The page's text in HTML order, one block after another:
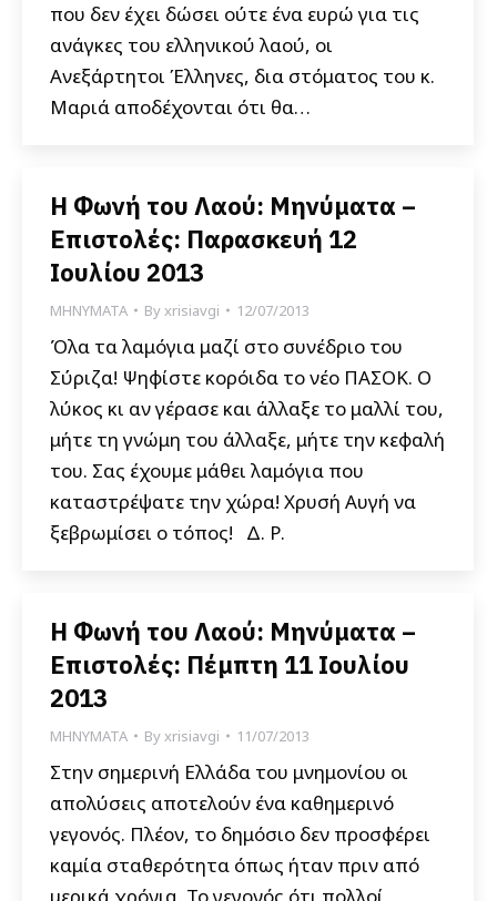
που δεν έχει δώσει ούτε ένα ευρώ για τις
ανάγκες του ελληνικού λαού, οι
Ανεξάρτητοι Έλληνες, δια στόματος του κ.
Μαριά αποδέχονται ότι θα…
Η Φωνή του Λαού: Μηνύματα –
Επιστολές: Παρασκευή 12
Ιουλίου 2013
ΜΗΝΥΜΑΤΑ Byxrisiavgi 12/07/2013
Όλα τα λαμόγια μαζί στο συνέδριο του
Σύριζα! Ψηφίστε κορόιδα το νέο ΠΑΣΟΚ. Ο
λύκος κι αν γέρασε και άλλαξε το μαλλί του,
μήτε τη γνώμη του άλλαξε, μήτε την κεφαλή
του. Σας έχουμε μάθει λαμόγια που
καταστρέψατε την χώρα! Χρυσή Αυγή να
ξεβρωμίσει ο τόπος! Δ. Ρ.
Η Φωνή του Λαού: Μηνύματα –
Επιστολές: Πέμπτη 11 Ιουλίου
2013
ΜΗΝΥΜΑΤΑ Byxrisiavgi 11/07/2013
Στην σημερινή Ελλάδα του μνημονίου οι
απολύσεις αποτελούν ένα καθημερινό
γεγονός. Πλέον, το δημόσιο δεν προσφέρει
καμία σταθερότητα όπως ήταν πριν από